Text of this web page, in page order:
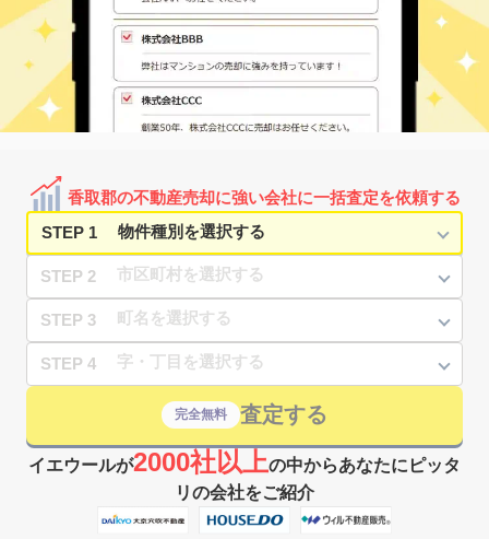
香取郡の不動産売却に強い会社に一括査定を依頼する
STEP 1
STEP 2
STEP 3
STEP 4
完全無料 査定する
イエウールが2000社以上の中からあなたにピッタ
リの会社をご紹介